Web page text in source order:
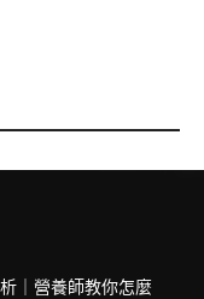
｜營養師教你怎麼